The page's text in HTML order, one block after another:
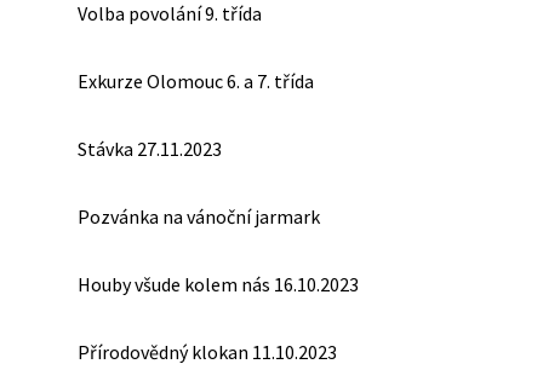
Volba povolání 9. třída
Exkurze Olomouc 6. a 7. třída
Stávka 27.11.2023
Pozvánka na vánoční jarmark
Houby všude kolem nás 16.10.2023
Přírodovědný klokan 11.10.2023